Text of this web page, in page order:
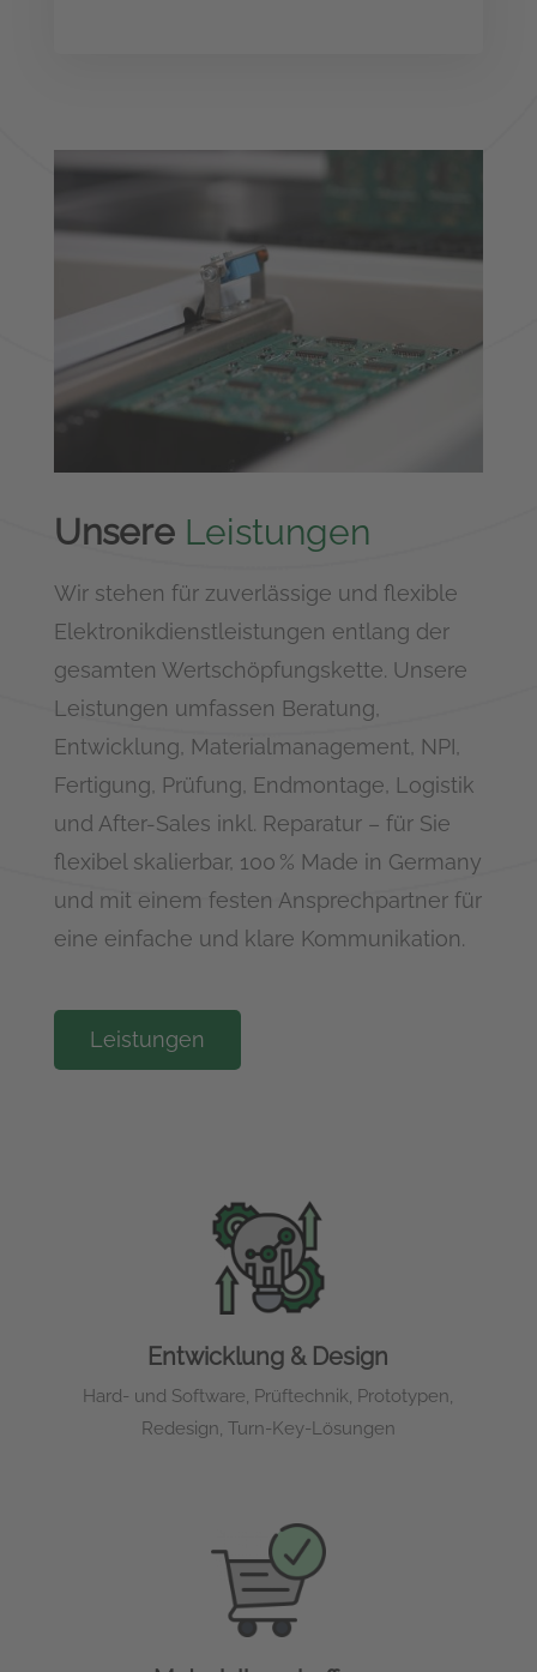
Unsere Leistungen
Wir stehen für zuverlässige und flexible
Elektronikdienstleistungen entlang der
gesamten Wertschöpfungskette. Unsere
Leistungen umfassen Beratung,
Entwicklung, Materialmanagement, NPI,
Fertigung, Prüfung, Endmontage, Logistik
und After-Sales inkl. Reparatur – für Sie
flexibel skalierbar, 100 % Made in Germany
und mit einem festen Ansprechpartner für
eine einfache und klare Kommunikation.
Leistungen
Entwicklung & Design
Hard- und Software, Prüftechnik, Prototypen,
Redesign, Turn-Key-Lösungen